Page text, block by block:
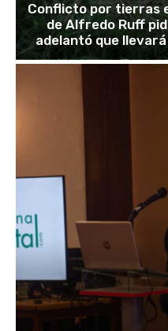
Conflicto por tierras
de Alfredo Ruff
adelantó que